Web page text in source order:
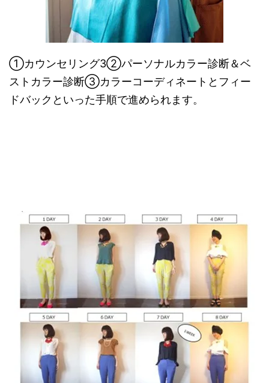
①カウンセリング3②パーソナルカラー診断＆ベ
ストカラー診断③カラーコーディネートとフィー
ドバックといった手順で進められます。